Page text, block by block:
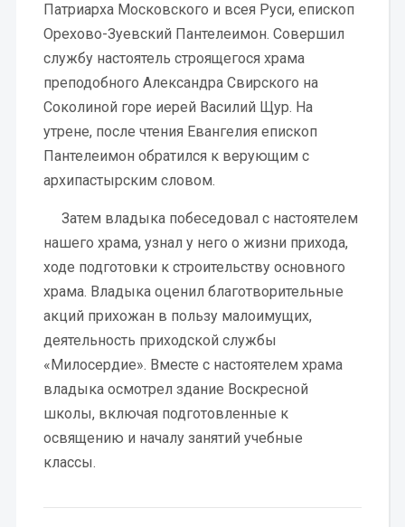
Патриарха Московского и всея Руси, епископ
Орехово-Зуевский Пантелеимон. Совершил
службу настоятель строящегося храма
преподобного Александра Свирского на
Соколиной горе иерей Василий Щур. На
утрене, после чтения Евангелия епископ
Пантелеимон обратился к верующим с
архипастырским словом.
Затем владыка побеседовал с настоятелем
нашего храма, узнал у него о жизни прихода,
ходе подготовки к строительству основного
храма. Владыка оценил благотворительные
акций прихожан в пользу малоимущих,
деятельность приходской службы
«Милосердие». Вместе с настоятелем храма
владыка осмотрел здание Воскресной
школы, включая подготовленные к
освящению и началу занятий учебные
классы.